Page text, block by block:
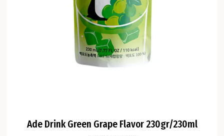
Ade Drink Green Grape Flavor 230gr/230ml